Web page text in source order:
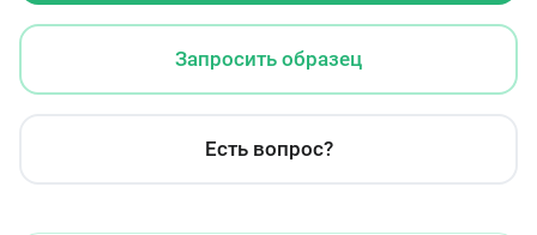
Запросить образец
Есть вопрос?